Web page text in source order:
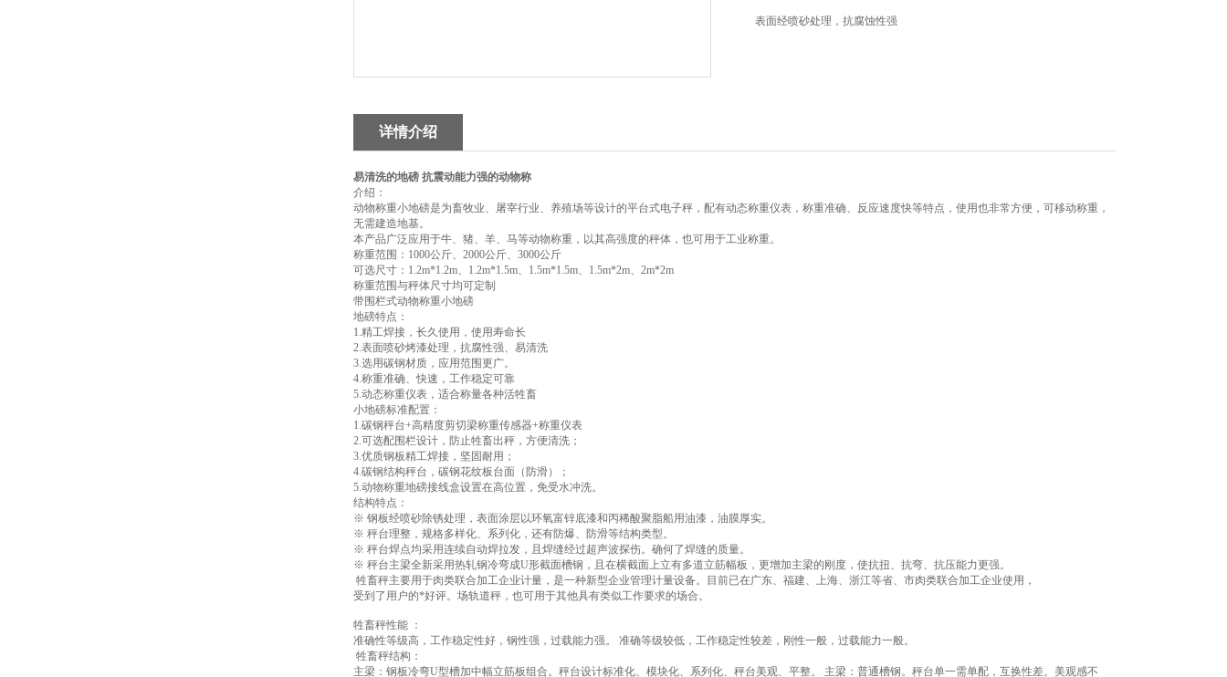
表面经喷砂处理，抗腐蚀性强
可选配称重管理系统软件
详情介绍
易清洗的地磅 抗震动能力强的动物称
介绍：
动物称重小地磅是为畜牧业、屠宰行业、养殖场等设计的平台式电子秤，配有动态称重仪表，称重准确、反应速度快等特点，使用也非常方便，可移动称重，
无需建造地基。
本产品广泛应用于牛、猪、羊、马等动物称重，以其高强度的秤体，也可用于工业称重。
称重范围：1000公斤、2000公斤、3000公斤
可选尺寸：1.2m*1.2m、1.2m*1.5m、1.5m*1.5m、1.5m*2m、2m*2m
称重范围与秤体尺寸均可定制
带围栏式动物称重小地磅
地磅特点：
1.精工焊接，长久使用，使用寿命长
2.表面喷砂烤漆处理，抗腐性强、易清洗
3.选用碳钢材质，应用范围更广。
4.称重准确、快速，工作稳定可靠
5.动态称重仪表，适合称量各种活牲畜
小地磅标准配置：
1.碳钢秤台+高精度剪切梁称重传感器+称重仪表
2.可选配围栏设计，防止牲畜出秤，方便清洗；
3.优质钢板精工焊接，坚固耐用；
4.碳钢结构秤台，碳钢花纹板台面（防滑）；
5.动物称重地磅接线盒设置在高位置，免受水冲洗。
结构特点：
※ 钢板经喷砂除锈处理，表面涂层以环氧富锌底漆和丙稀酸聚脂船用油漆，油膜厚实。
※ 秤台理整，规格多样化、系列化，还有防爆、防滑等结构类型。
※ 秤台焊点均采用连续自动焊拉发，且焊缝经过超声波探伤。确何了焊缝的质量。
※ 秤台主梁全新采用热轧钢冷弯成U形截面槽钢，且在横截面上立有多道立筋幅板，更增加主梁的刚度，使抗扭、抗弯、抗压能力更强。
牲畜秤主要用于肉类联合加工企业计量，是一种新型企业管理计量设备。目前已在广东、福建、上海、浙江等省、市肉类联合加工企业使用，
受到了用户的*好评。场轨道秤，也可用于其他具有类似工作要求的场合。
牲畜秤性能 ：
准确性等级高，工作稳定性好，钢性强，过载能力强。 准确等级较低，工作稳定性较差，刚性一般，过载能力一般。
牲畜秤结构：
主梁：钢板冷弯U型槽加中幅立筋板组合。秤台设计标准化、模块化、系列化、秤台美观、平整。 主梁：普通槽钢。秤台单一需单配，互换性差。美观感不